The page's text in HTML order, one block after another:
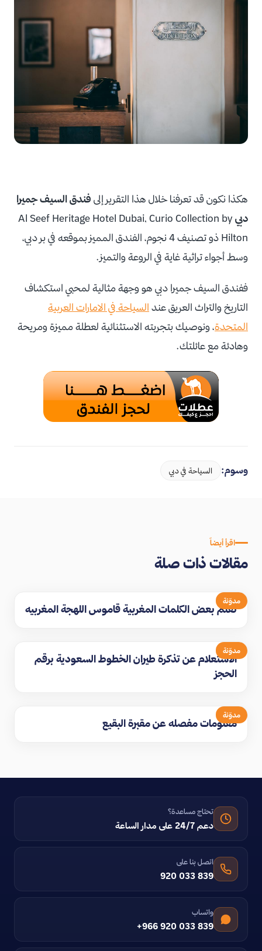
هكذا نكون قد تعرفنا خلال هذا التقرير إلى فندق السيف جميرا
دبيAl Seef Heritage Hotel Dubai, Curio Collection by
Hilton ذو تصنيف 4 نجوم، الفندق المميز بموقعه في بر دبي،
وسط أجواء تراثية غاية في الروعة والتميز.
ففندق السيف جميرا دبي هو وجهة مثالية لمحبي استكشاف
التاريخ والتراث العريق عند السياحة في الامارات العربية
المتحدة، ونوصيك بتجربته الاستثنائية لعطلة مميزة ومريحة
وهادئة مع عائلتك.
وسوم: السياحة في دبي
اقرأ أيضاً
مقالات ذات صلة
مدوّنة
تعلم بعض الكلمات المغربية قاموس اللهجة المغربيه
مدوّنة
الاستعلام عن تذكرة طيران الخطوط السعودية برقم
الحجز
مدوّنة
معلومات مفصله عن مقبرة البقيع
تحتاج مساعدة؟
دعم 24/7 على مدار الساعة
اتصل بنا على
920 033 839
واتساب
+966 920 033 839